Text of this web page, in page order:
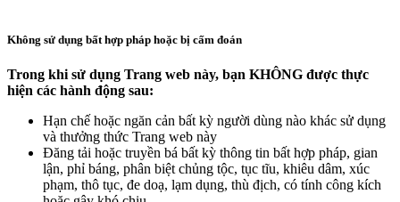
Không sử dụng bất hợp pháp hoặc bị cấm đoán
Trong khi sử dụng Trang web này, bạn KHÔNG được thực
hiện các hành động sau:
Hạn chế hoặc ngăn cản bất kỳ người dùng nào khác sử dụng
và thưởng thức Trang web này
Đăng tải hoặc truyền bá bất kỳ thông tin bất hợp pháp, gian
lận, phỉ báng, phân biệt chủng tộc, tục tĩu, khiêu dâm, xúc
phạm, thô tục, đe doạ, lạm dụng, thù địch, có tính công kích